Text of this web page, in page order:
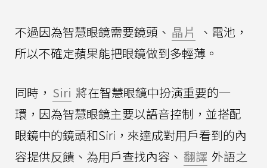
不過因為智慧眼鏡需要鏡頭、 晶片
、電池，
所以不確定蘋果能把眼鏡做到多輕薄。
同時， Siri 將在智慧眼鏡中扮演重要的一
環，因為智慧眼鏡主要以語音控制，並搭配
眼鏡中的鏡頭和Siri，來達成對用戶看到的內
容提供反饋、為用戶查找內容、 翻譯 外語之